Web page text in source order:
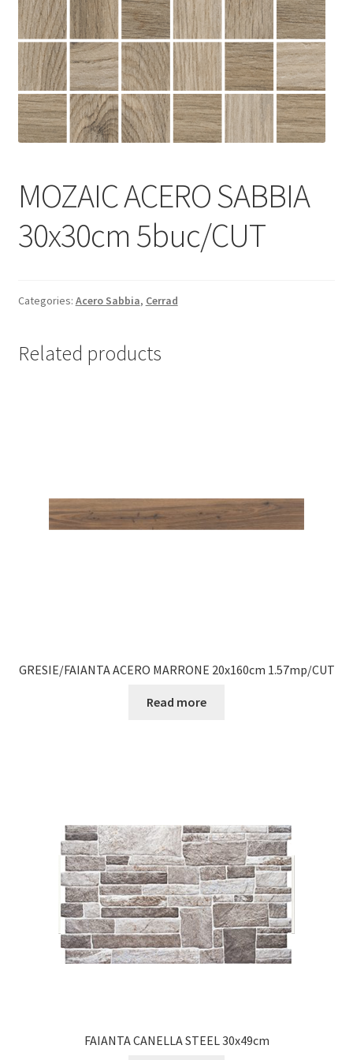
Informatii
Plata si Livrare
Politică de confidențialitate
Politica de cookie
Magazin
MOZAIC ACERO SABBIA
30x30cm 5buc/CUT
Categories: Acero Sabbia, Cerrad
Related products
GRESIE/FAIANTA ACERO MARRONE 20x160cm 1.57mp/CUT
Read more
FAIANTA CANELLA STEEL 30x49cm